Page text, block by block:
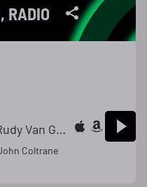
RADIO
Tenor Madness - Rudy Van Gelder Remastered 2006 - Shared ISRC
Coltrane